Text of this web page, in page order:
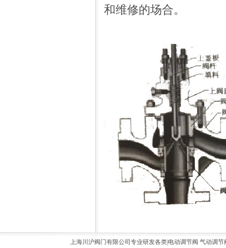
和维修的场合。
上海川沪阀门有限公司专业研发各类|电动调节阀 气动调节